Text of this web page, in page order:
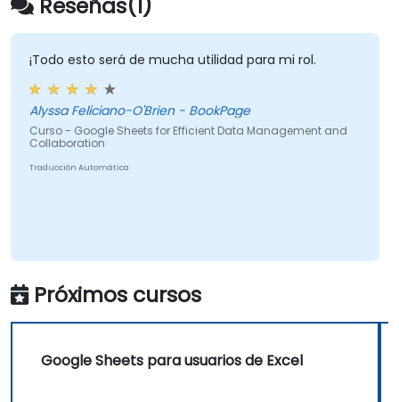
¡Todo esto será de mucha utilidad para mi rol.
Alyssa Feliciano-O'Brien - BookPage
Curso - Google Sheets for Efficient Data Management and
Collaboration
Traducción Automática
Próximos cursos
Google Sheets para usuarios de Excel